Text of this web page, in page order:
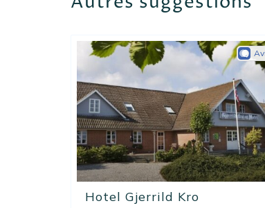
Hotel Gjerrild Kro